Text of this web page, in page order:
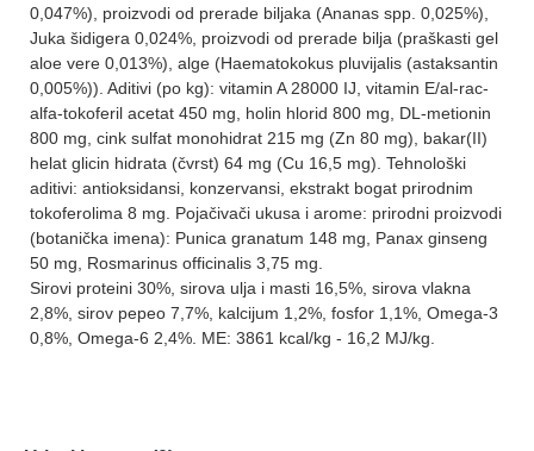
0,047%), proizvodi od prerade biljaka (Ananas spp. 0,025%),
Juka šidigera 0,024%, proizvodi od prerade bilja (praškasti gel
aloe vere 0,013%), alge (Haematokokus pluvijalis (astaksantin
0,005%)). Aditivi (po kg): vitamin A 28000 IJ, vitamin E/al-rac-
alfa-tokoferil acetat 450 mg, holin hlorid 800 mg, DL-metionin
800 mg, cink sulfat monohidrat 215 mg (Zn 80 mg), bakar(II)
helat glicin hidrata (čvrst) 64 mg (Cu 16,5 mg). Tehnološki
aditivi: antioksidansi, konzervansi, ekstrakt bogat prirodnim
tokoferolima 8 mg. Pojačivači ukusa i arome: prirodni proizvodi
(botanička imena): Punica granatum 148 mg, Panax ginseng
50 mg, Rosmarinus officinalis 3,75 mg.
Sirovi proteini 30%, sirova ulja i masti 16,5%, sirova vlakna
2,8%, sirov pepeo 7,7%, kalcijum 1,2%, fosfor 1,1%, Omega-3
0,8%, Omega-6 2,4%. ME: 3861 kcal/kg - 16,2 MJ/kg.